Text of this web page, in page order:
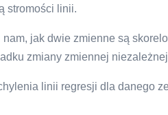
stromości linii.
jak dwie zmienne są
zmiany zmiennej
linii regresji dla danego